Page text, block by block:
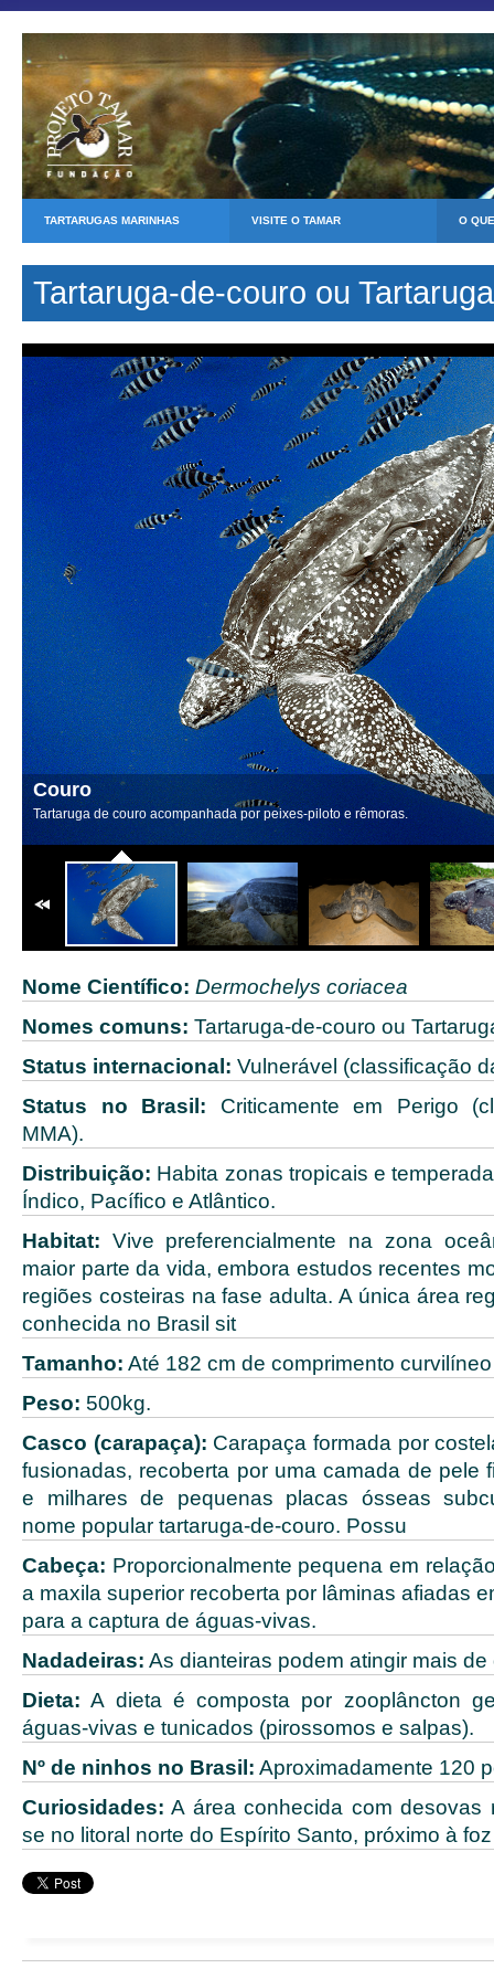
TARTARUGAS MARINHAS VISITE O TAMAR O
Tartaruga-de-couro ou
Couro
Tartaruga de couro acompanhada por peixes-piloto e rêmoras.
Nome Científico: Dermochelys coriacea
Nomes comuns: Tartaruga-de-couro ou
Status internacional: Vulnerável (classificação
Status no Brasil: Criticamente em Perigo
MMA).
Distribuição: Habita zonas tropicais e
Índico, Pacífico e Atlântico.
Habitat: Vive preferencialmente na zona
maior parte da vida, embora estudos recentes
regiões costeiras na fase adulta. A única área
conhecida no Brasil sit
Tamanho: Até 182 cm de comprimento
Peso: 500kg.
Casco (carapaça): Carapaça formada por
fusionadas, recoberta por uma camada de pele
e milhares de pequenas placas ósseas
nome popular tartaruga-de-couro. Possu
Cabeça: Proporcionalmente pequena em
a maxila superior recoberta por lâminas afiadas
para a captura de águas-vivas.
Nadadeiras: As dianteiras podem atingir mais de
Dieta: A dieta é composta por zooplâncton
águas-vivas e tunicados (pirossomos e salpas).
Nº de ninhos no Brasil: Aproximadamente 120
Curiosidades: A área conhecida com desovas
se no litoral norte do Espírito Santo, próximo à